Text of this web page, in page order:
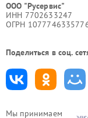
Мы принимаем
ООО "Русервис"
ИНН 7702633247
ОГРН
Поделиться в соц.